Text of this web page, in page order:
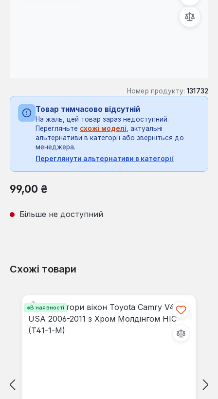
Номер продукту: 131732
Товар тимчасово відсутній
На жаль, цей товар зараз недоступний.
Перегляньте схожі моделі, актуальні
альтернативи в категорії або зверніться до
менеджера.
Переглянути альтернативи в категорії
Звичайна ціна:
99,00 ₴
Більше не доступний
Схожі товари
В наявності